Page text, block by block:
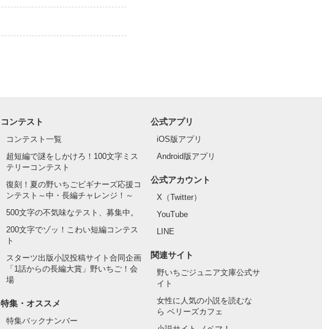
コンテスト
コンテスト一覧
超短編で謎をしかけろ！100文字ミス
テリーコンテスト
復刻！夏の野いちごビギナーズ応援コ
ンテスト～中・長編チャレンジ！～
500文字の不気味なテスト、募集中。
200文字でゾッ！こわい短編コンテス
ト
スターツ出版小説投稿サイト合同企画
「1話からの長編大賞」野いちご！会
場
特集・オススメ
特集バックナンバー
公式アプリ
iOS版アプリ
Android版アプリ
公式アカウント
X（Twitter）
YouTube
LINE
関連サイト
野いちごジュニア文庫公式サ
イト
女性に人気の小説を読むな
ら ベリーズカフェ